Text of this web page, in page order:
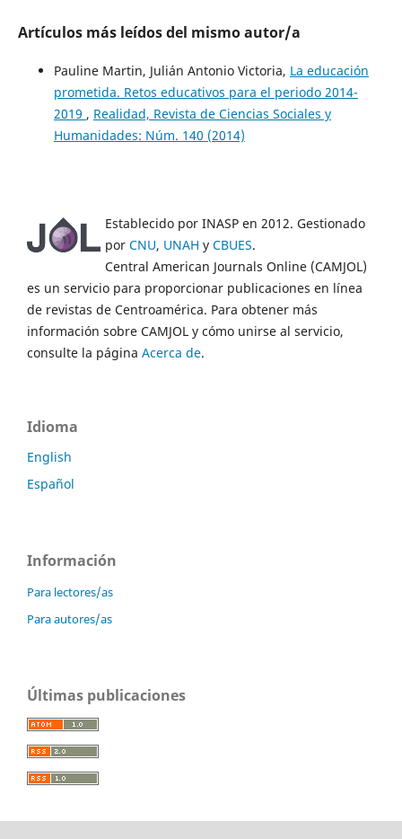
Artículos más leídos del mismo autor/a
Pauline Martin, Julián Antonio Victoria, La educación
prometida. Retos educativos para el periodo 2014-
2019 , Realidad, Revista de Ciencias Sociales y
Humanidades: Núm. 140 (2014)
Establecido por INASP en 2012. Gestionado
por CNU, UNAH y CBUES.
Central American Journals Online (CAMJOL)
es un servicio para proporcionar publicaciones en línea
de revistas de Centroamérica. Para obtener más
información sobre CAMJOL y cómo unirse al servicio,
consulte la página Acerca de.
Idioma
English
Español
Información
Para lectores/as
Para autores/as
Últimas publicaciones